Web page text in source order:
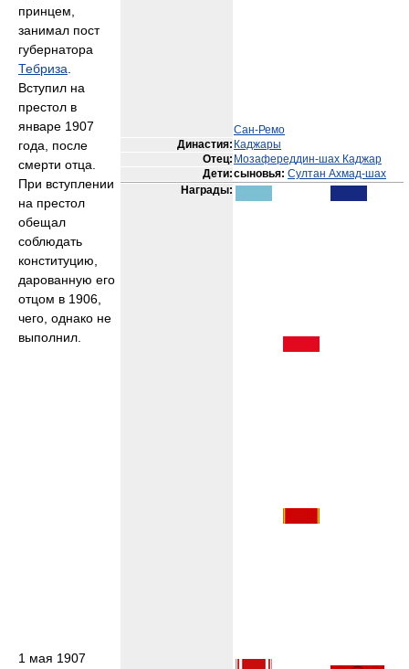
Сан-Ремо
Династия: Каджары
Отец: Мозафереддин-шах Каджар
Дети:сыновья: Султан Ахмад-шах
Награды:
принцем,
занимал пост
губернатора
Тебриза
Вступил на
престол в
январе 1907
года, после
смерти отца.
При вступлении
на престол
обещал
соблюдать
конституцию,
дарованную его
отцом в 1906,
чего, однако не
выполнил.
1 мая 1907